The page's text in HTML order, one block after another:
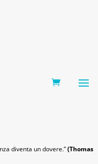
diventa un dovere.”(Thomas